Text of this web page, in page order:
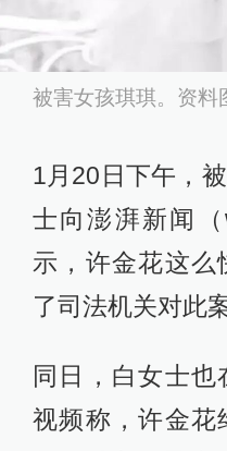
被害女孩琪琪。资料
1月20日下午，
士向澎湃新闻（
示，许金花这么
了司法机关对此
同日，白女士也
视频称，许金花